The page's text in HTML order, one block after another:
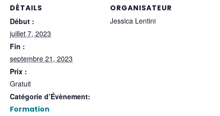
DÉTAILS
Début :
juillet 7, 2023
Fin :
septembre 21, 2023
Prix :
Gratuit
Catégorie d’Évènement:
Formation
ORGANISATEUR
Jessica Lentini